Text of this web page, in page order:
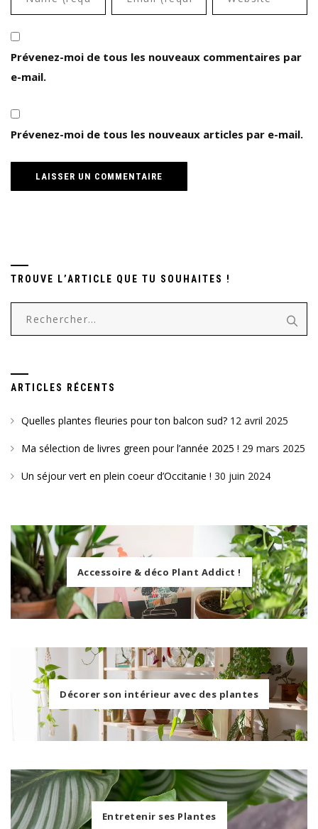
Prévenez-moi de tous les nouveaux commentaires par
e-mail.
Prévenez-moi de tous les nouveaux articles par e-mail.
TROUVE L’ARTICLE QUE TU SOUHAITES !
ARTICLES RÉCENTS
Quelles plantes fleuries pour ton balcon sud? 12 avril 2025
Ma sélection de livres green pour l’année 2025 ! 29 mars 2025
Un séjour vert en plein coeur d’Occitanie ! 30 juin 2024
Accessoire & déco Plant Addict !
Décorer son intérieur avec des plantes
Entretenir ses Plantes